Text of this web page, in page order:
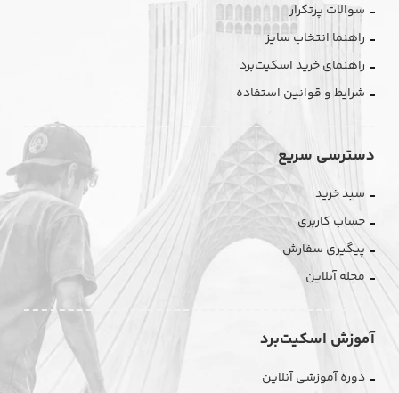
سوالات پرتکرار
راهنما انتخاب سایز
راهنمای خرید اسکیت‌برد
شرایط و قوانین استفاده
دسترسی سریع
سبد خرید
حساب کاربری
پیگیری سفارش
مجله آنلاین
آموزش اسکیت‌برد
دوره آموزشی آنلاین